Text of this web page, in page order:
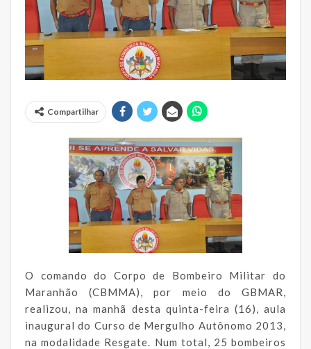
Compartilhar
O comando do Corpo de Bombeiro Militar do
Maranhão (CBMMA), por meio do GBMAR,
realizou, na manhã desta quinta-feira (16), aula
inaugural do Curso de Mergulho Autônomo 2013,
na modalidade Resgate. Num total, 25 bombeiros